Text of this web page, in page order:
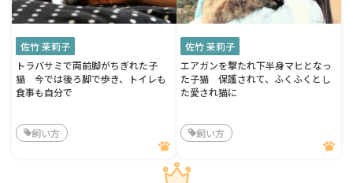
佐竹 茉莉子
トラバサミで両前脚がちぎれた子
猫 今では後ろ脚で歩き、トイレも
食事も自分で
飼い方
佐竹 茉莉子
エアガンを撃たれ下半身マヒとなっ
た子猫 保護されて、ふくふくとし
た愛され猫に
飼い方